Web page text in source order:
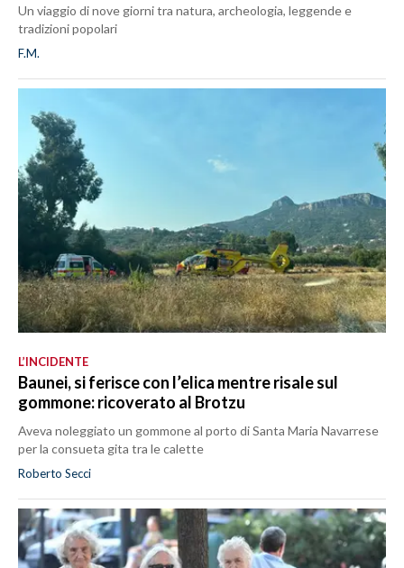
Un viaggio di nove giorni tra natura, archeologia, leggende e
tradizioni popolari
F.M.
L’INCIDENTE
Baunei, si ferisce con l’elica mentre risale sul
gommone: ricoverato al Brotzu
Aveva noleggiato un gommone al porto di Santa Maria Navarrese
per la consueta gita tra le calette
Roberto Secci